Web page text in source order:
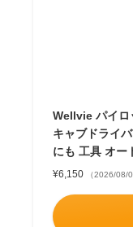
Wellvie パイロ
キャブドライ
にも 工具 オー
¥6,150 （2026/08/